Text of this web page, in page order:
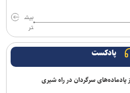
و شست‌وشوی پوست غیرمجاز
تعهدات ارزی در دادسرای تهران در حال رسیدگی
جدید قوه قضائیه آغاز خواهد شد
بیش
تر
پادکست
پادماده‌های سرگردان در راه شیری